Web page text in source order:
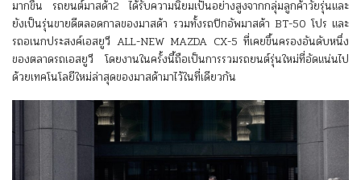
มากขึ้น รถยนต์มาสด้า2 ได้รับความนิยมเป็นอย่างสูงจากกลุ่มลูกค้าวัยรุ่นและ
ยังเป็นรุ่นขายดีตลอดกาลของมาสด้า รวมทั้งรถปิกอัพมาสด้า BT-50 โปร และ
รถอเนกประสงค์เอสยูวี ALL-NEW MAZDA CX-5 ที่เคยขึ้นครองอันดับหนึ่ง
ของตลาดรถเอสยูวี โดยงานในครั้งนี้ถือเป็นการรวมรถยนต์รุ่นใหม่ที่อัดแน่นไป
ด้วยเทคโนโลยีใหม่ล่าสุดของมาสด้ามาไว้ในที่เดียวกัน